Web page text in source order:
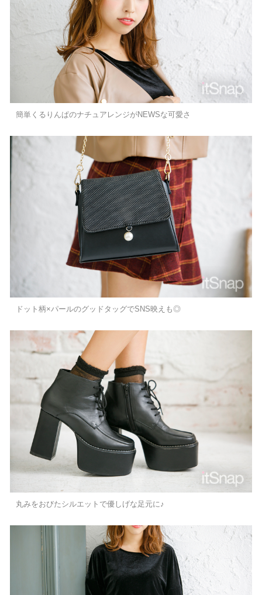
簡単くるりんぱのナチュアレンジがNEWSな可愛さ
ドット柄×パールのグッドタッグでSNS映えも◎
丸みをおびたシルエットで優しげな足元に♪